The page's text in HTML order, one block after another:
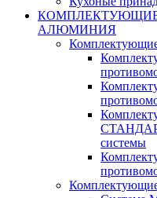
КОМПЛЕКТУЮЩИЕ
АЛЮМИНИЯ
системы